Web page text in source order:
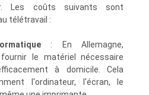
Les coûts suivants sont
télétravail :
: En Allemagne,
le matériel nécessaire
à domicile. Cela
l'ordinateur, l'écran, le